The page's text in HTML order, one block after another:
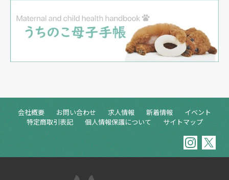
会社概要 お問い合わせ 求人情報 新着情報
イベント
特定商取引表記
個人情報保護について サイトマップ